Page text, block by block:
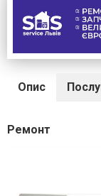
Опис
Ремонт